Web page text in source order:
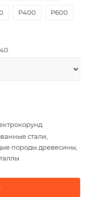
P400 P600
стали,
породы древесины,